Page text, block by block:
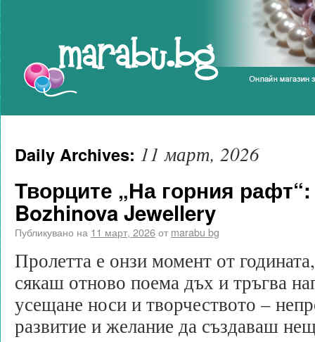
Daily Archives: 11 март, 2026
Творците „На горния
Bozhinova Jewellery
Публикувано на 11 март, 2026от marabu bg
Пролетта е онзи момент от
сякаш отново поема дъх и тръгва
усещане носи и творчеството –
развитие и желание да създаваш